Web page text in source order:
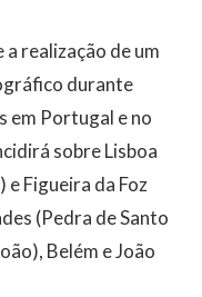
realização de um
durante
em Portugal e no
sobre Lisboa
Figueira da Foz
(Pedra de Santo
Belém e João